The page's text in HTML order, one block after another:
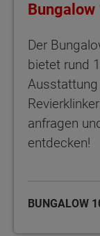
Der
bietet rund
anfragen
entdecken!
BUNGALOW